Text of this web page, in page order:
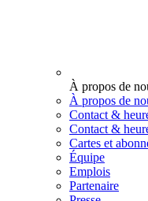
À propos de
À propos de
Contact &
Contact &
Cartes et
Équipe
Emplois
Partenaire